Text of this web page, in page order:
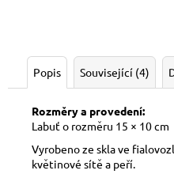
Popis Související (4)
Rozměry a provedení:
Labuť o rozměru 15 × 10 cm
Vyrobeno ze skla ve
květinové sítě a peří.